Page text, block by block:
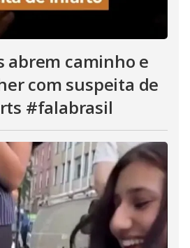
abrem caminho e
com suspeita de
#falabrasil